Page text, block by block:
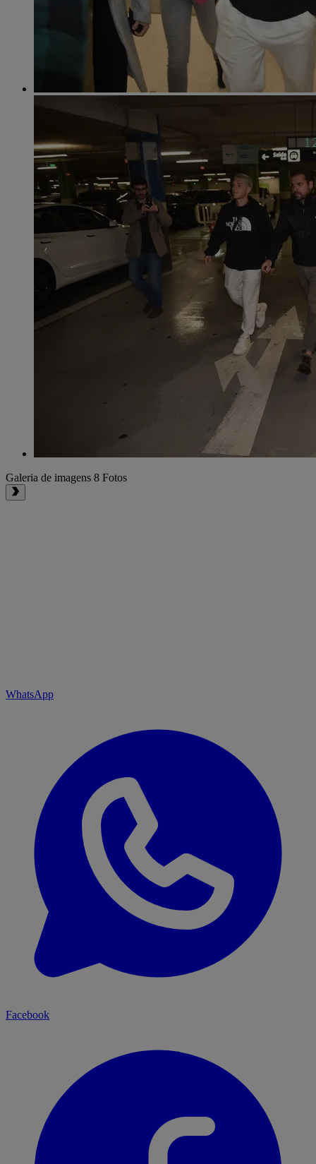
Galeria de imagens 8 Fotos
WhatsApp
Facebook